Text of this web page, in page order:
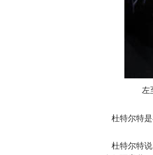
左
杜特尔特
杜特尔特